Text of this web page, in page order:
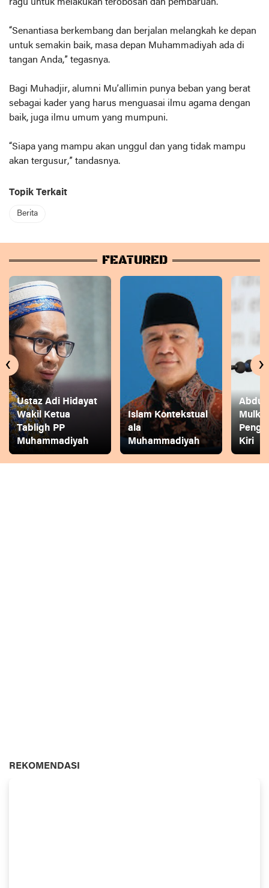
ragu untuk melakukan terobosan dan pembaruan.
“Senantiasa berkembang dan berjalan melangkah ke depan
untuk semakin baik, masa depan Muhammadiyah ada di
tangan Anda,” tegasnya.
Bagi Muhadjir, alumni Mu’allimin punya beban yang berat
sebagai kader yang harus menguasai ilmu agama dengan
baik, juga ilmu umum yang mumpuni.
“Siapa yang mampu akan unggul dan yang tidak mampu
akan tergusur,” tandasnya.
Topik Terkait
Berita
FEATURED
Ustaz Adi Hidayat
Wakil Ketua
Tabligh PP
Muhammadiyah
Islam Kontekstual
ala
Muhammadiyah
Abdul
Kiri
‹ ›
REKOMENDASI